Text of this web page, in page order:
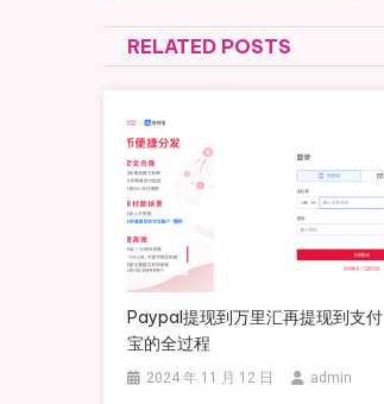
RELATED POSTS
Paypal提现到万里汇再提现到支付
宝的全过程
2024 年 11 月 12 日 admin